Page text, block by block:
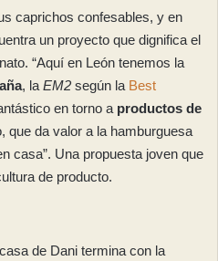
caprichos confesables, y en
un proyecto que dignifica el
“Aquí en León tenemos la
, la EM2 según la Best
en torno a productos de
que da valor a la hamburguesa
casa”. Una propuesta joven que
de producto.
de Dani termina con la